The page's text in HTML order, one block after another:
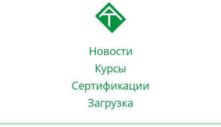
Новости
Курсы
Сертификации
Загрузка